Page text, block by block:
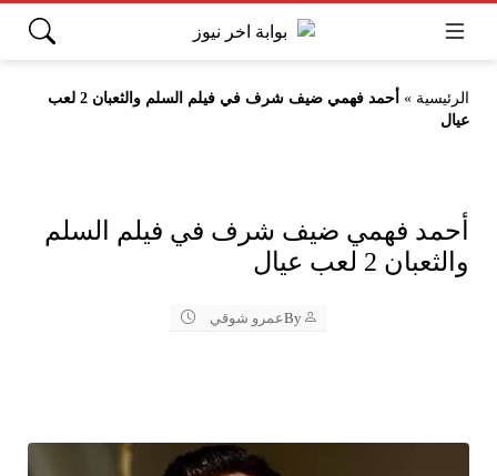
الرئيسية »
أحمد فهمي ضيف شرف في فيلم السلم والثعبان 2 لعب
عيال
أحمد فهمي ضيف شرف في فيلم السلم
والثعبان 2 لعب عيال
Byعمرو شوقي